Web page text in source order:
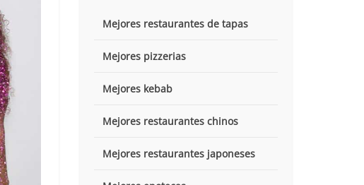
Mejores restaurantes de tapas
Mejores pizzerias
Mejores kebab
Mejores restaurantes chinos
Mejores restaurantes japoneses